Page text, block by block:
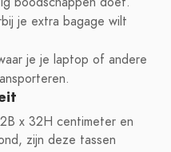
je extra bagage wilt
je je laptop of andere
x 32H centimeter en
zijn deze tassen